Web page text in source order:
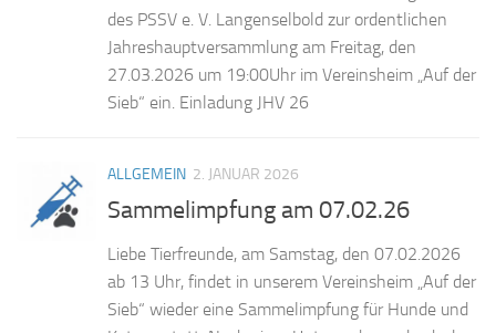
des PSSV e. V. Langenselbold zur ordentlichen
Jahreshauptversammlung am Freitag, den
27.03.2026 um 19:00Uhr im Vereinsheim „Auf der
Sieb“ ein. Einladung JHV 26
ALLGEMEIN 2. JANUAR 2026
Sammelimpfung am 07.02.26
Liebe Tierfreunde, am Samstag, den 07.02.2026
ab 13 Uhr, findet in unserem Vereinsheim „Auf der
Sieb“ wieder eine Sammelimpfung für Hunde und